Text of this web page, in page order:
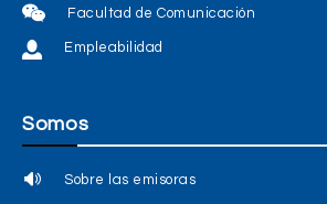
Facultad de Comunicación
Empleabilidad
Somos
Sobre las emisoras